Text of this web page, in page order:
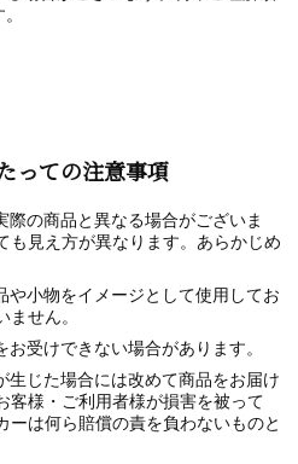
っての注意事項
の商品と異なる場合がございま
も見え方が異なります。あらかじめ
や小物をイメージとして使用してお
ません。
受けできない場合があります。
生じた場合には改めて商品をお届け
客様・ご利用者様が損害を被って
ーは何ら賠償の責を負わないものと